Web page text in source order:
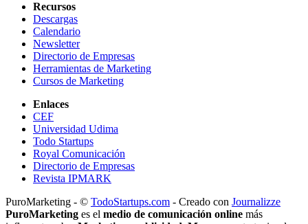
Recursos
Descargas
Calendario
Newsletter
Directorio de Empresas
Herramientas de Marketing
Cursos de Marketing
Enlaces
CEF
Universidad Udima
Todo Startups
Royal Comunicación
Directorio de Empresas
Revista IPMARK
PuroMarketing - © TodoStartups.com - Creado con Journalizze
PuroMarketing es el medio de comunicación online más